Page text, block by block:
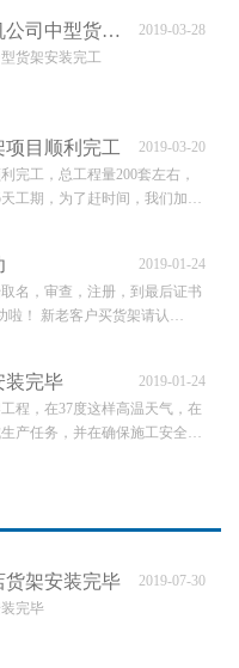
苏州某中外合资压缩机公司中型货架安装完工
2019-03-28
货架安装完工
目顺利完工
2019-03-20
完工，总工程量200套左右，
工期，为了赶时间，我们加班
2019-01-24
名，审查，注册，到最后证书
架请认
装完毕
2019-01-24
程，在37度这样高温天气，在
产任务，并在确保施工安全的
作的肯定和支…
货架安装完毕
2019-07-30
完毕